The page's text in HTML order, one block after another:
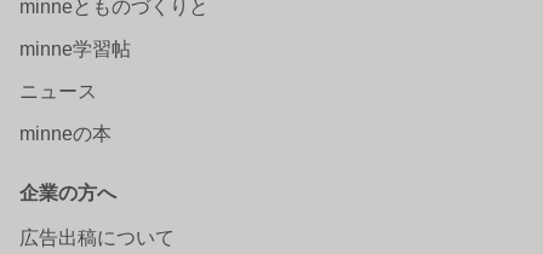
minneとものづくりと
minne学習帖
ニュース
minneの本
企業の方へ
広告出稿について